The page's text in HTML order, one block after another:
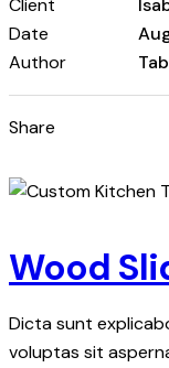
Client
Date
Author
Share
Wood
Dicta sunt
voluptas sit